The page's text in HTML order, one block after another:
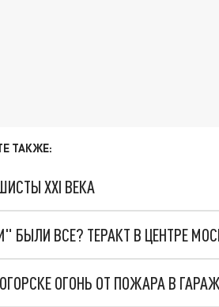
ТАКЖЕ:
XXI ВЕКА
БЫЛИ ВСЕ? ТЕРАКТ В ЦЕНТРЕ
ОГОНЬ ОТ ПОЖАРА В